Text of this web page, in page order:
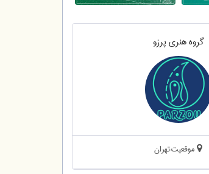
گروه هنری پرزو
موقعیت:تهران